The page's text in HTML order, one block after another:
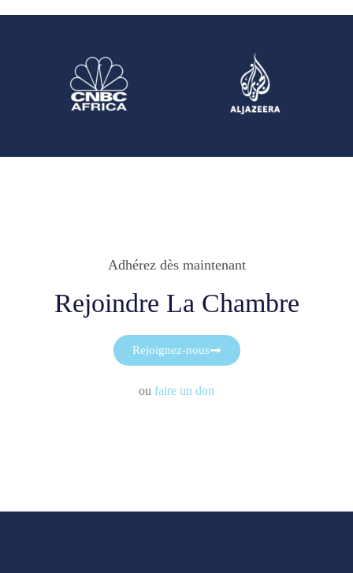
Adhérez dès maintenant
Rejoindre La Chambre
Rejoignez-nous
ou faire un don